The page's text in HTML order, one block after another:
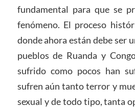
fundamental para que se
fenómeno. El proceso
donde ahora están debe ser
pueblos de Ruanda y
sufrido como pocos han
sufren aún tanto terror y
sexual y de todo tipo, tanta